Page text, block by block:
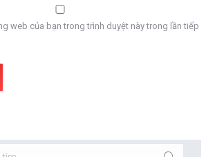
web của bạn trong trình duyệt này trong lần tiếp